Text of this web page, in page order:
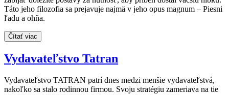
Táto jeho filozofia sa prejavuje najmä v jeho opus magnum – Piesni
ľadu a ohňa.
Čítať viac
Vydavateľstvo Tatran
Vydavateľstvo TATRAN patrí dnes medzi menšie vydavateľstvá,
nakoľko sa stalo rodinnou firmou. Svoju stratégiu zameriava na tie